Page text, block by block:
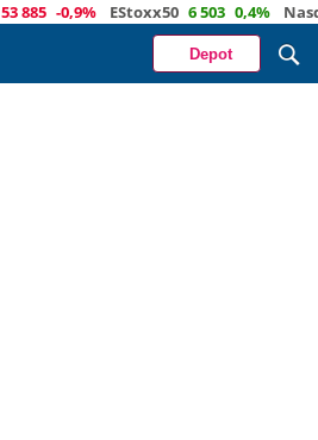
-0,9% EStoxx50 6 503 0,4% Nasdaq
Depot